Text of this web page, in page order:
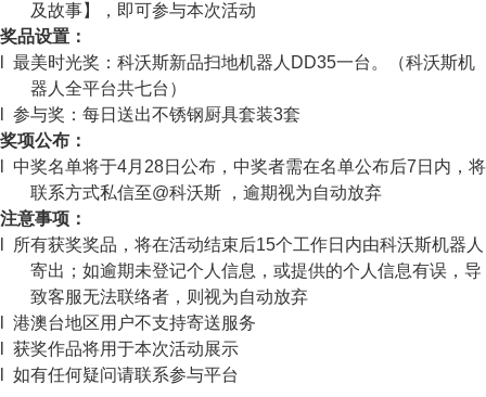
及故事】，即可参与本次活动
奖品设置：
l 最美时光奖：科沃斯新品扫地机器人 DD35一台。（科沃斯机
器人全平台共七台）
l 参与奖：每日送出不锈钢厨具套装3套
奖项公布：
l 中奖名单将于4月 28日公布，中奖者需在名单公布后7 日内，将
联系方式私信至@科沃斯 ，逾期视为自动放弃
注意事项：
l 所有获奖奖品，将在活动结束后15个工作日内由科沃斯机器人
寄出；如逾期未登记个人信息，或提供的个人信息有误，导
致客服无法联络者，则视为自动放弃
l 港澳台地区用户不支持寄送服务
l 获奖作品将用于本次活动展示
l 如有任何疑问请联系参与平台